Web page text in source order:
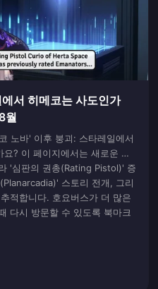
서 히메코는 사도인가
월
노바' 이후 붕괴: 스타레일에서
요? 이 페이지에서는 새로운 설
'심판의 권총(Rating Pistol)' 증
스토리 전개, 그리
적합니다. 호요버스가 더 많은
다시 방문할 수 있도록 북마크